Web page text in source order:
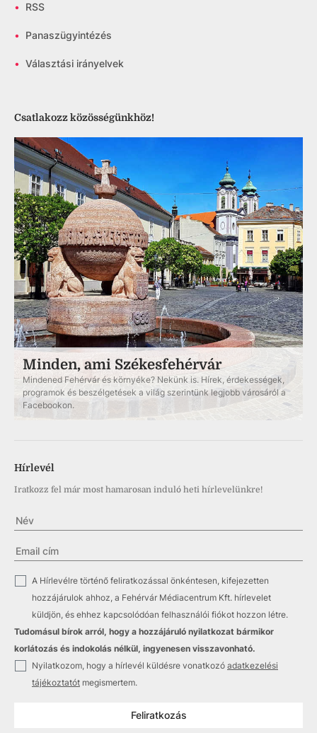
• RSS
• Panaszügyintézés
• Választási irányelvek
Csatlakozz közösségünkhöz!
Minden, ami Székesfehérvár
Mindened Fehérvár és környéke? Nekünk is. Hírek, érdekességek,
programok és beszélgetések a világ szerintünk legjobb városáról a
Facebookon.
Hírlevél
Iratkozz fel már most hamarosan induló heti hírlevelünkre!
A Hírlevélre történő feliratkozással önkéntesen, kifejezetten
hozzájárulok ahhoz, a Fehérvár Médiacentrum Kft. hírlevelet
küldjön, és ehhez kapcsolódóan felhasználói fiókot hozzon létre.
Tudomásul bírok arról, hogy a hozzájáruló nyilatkozat bármikor
korlátozás és indokolás nélkül, ingyenesen visszavonható.
Nyilatkozom, hogy a hírlevél küldésre vonatkozó adatkezelési
tájékoztatót megismertem.
Feliratkozás